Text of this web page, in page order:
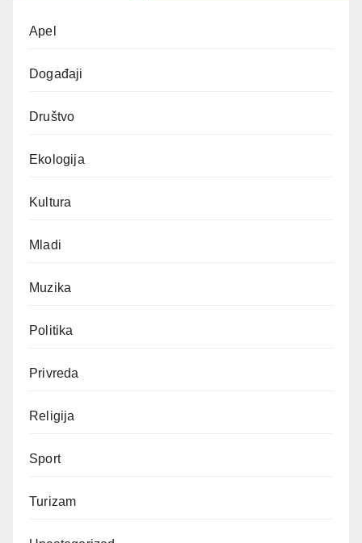
Apel
Događaji
Društvo
Ekologija
Kultura
Mladi
Muzika
Politika
Privreda
Religija
Sport
Turizam